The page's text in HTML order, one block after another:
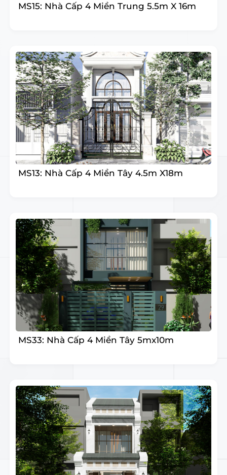
MS15: Nhà Cấp 4 Miền Trung 5.5m X 16m
MS13: Nhà Cấp 4 Miền Tây 4.5m X18m
MS33: Nhà Cấp 4 Miền Tây 5mx10m